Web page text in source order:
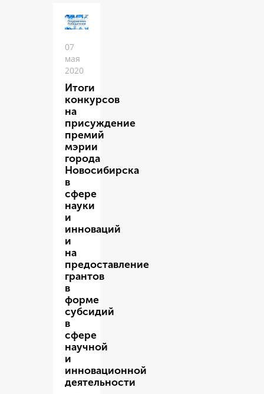
07
мая
2020
Итоги
конкурсов
на
присуждение
премий
мэрии
города
Новосибирска
в
сфере
науки
и
инноваций
и
на
предоставление
грантов
в
форме
субсидий
в
сфере
научной
и
инновационной
деятельности